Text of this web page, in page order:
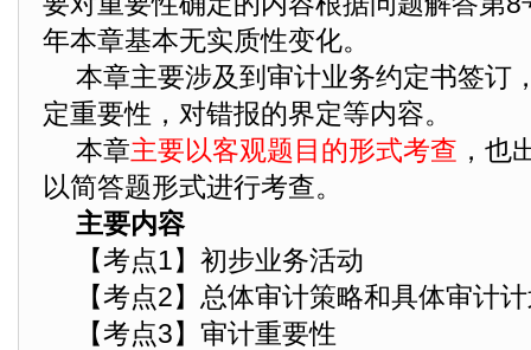
年本章基本无实质性变化。
本章主要涉及到审计业务约定书签订
定重要性，对错报的界定等内容。
本章主要以客观题目的形式考查 ，也
以简答题形式进行考查。
主要内容
【考点1】初步业务活动
【考点2】总体审计策略和具体审计
【考点3】审计重要性